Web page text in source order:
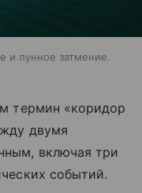
и лунное затмение.
термин «коридор
двумя
включая три
событий.